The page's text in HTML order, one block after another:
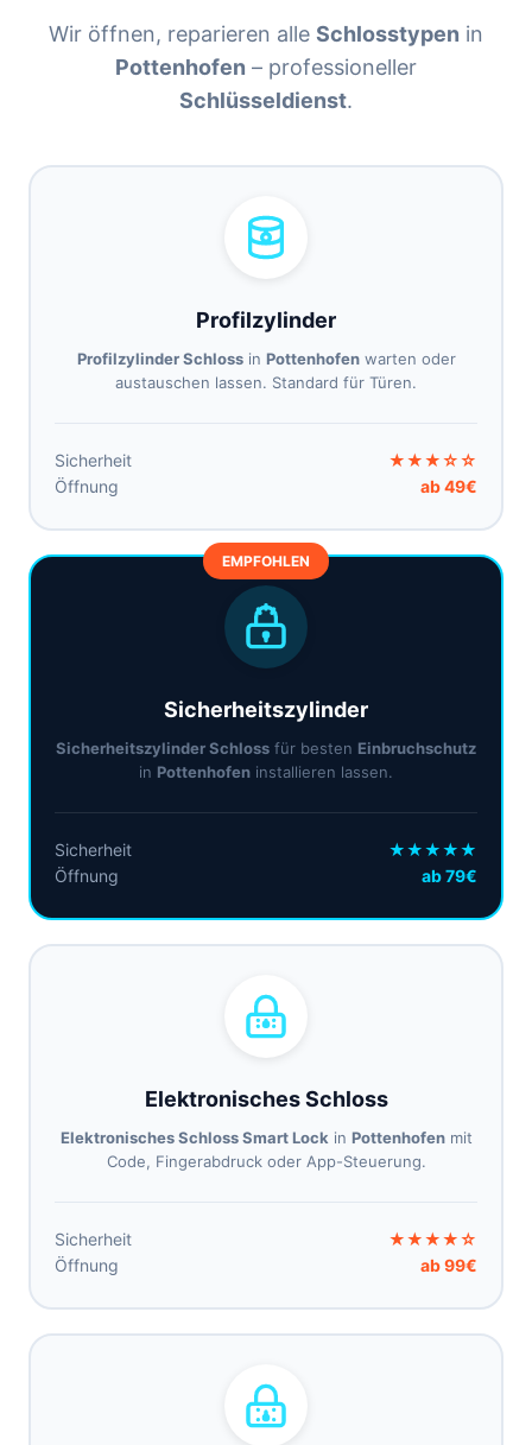
Wir öffnen, reparieren alle Schlosstypen in
Pottenhofen – professioneller
Schlüsseldienst.
Profilzylinder
Profilzylinder Schlossin Pottenhofenwarten oder
austauschen lassen. Standard für Türen.
Sicherheit
★★★☆☆
Öffnung
ab 49€
EMPFOHLEN
Sicherheitszylinder
Sicherheitszylinder Schloss für besten Einbruchschutz
in Pottenhofen installieren lassen.
Sicherheit
★★★★★
Öffnung
ab 79€
Elektronisches Schloss
Elektronisches Schloss Smart Lock in Pottenhofenmit
Code, Fingerabdruck oder App-Steuerung.
Sicherheit
★★★★☆
Öffnung
ab 99€